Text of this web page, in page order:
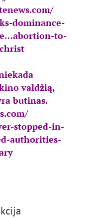
dominance-
to-
valdžią,
būtinas.
stopped-in-
authorities-